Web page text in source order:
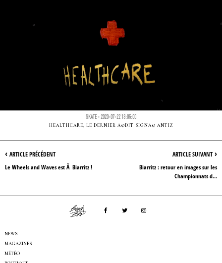
SKATE - 2020-07-22 13:05:00
HEALTHCARE, LE DERNIER Ã©DIT SIGNÃ© ANTIZ
ARTICLE SUIVANT ›
Biarritz : retour en images sur les
Championnats d...
‹ ARTICLE PRÉCÉDENT
Le Wheels and Waves est Ã Biarritz !
NEWS
MAGAZINES
MÉTÉO